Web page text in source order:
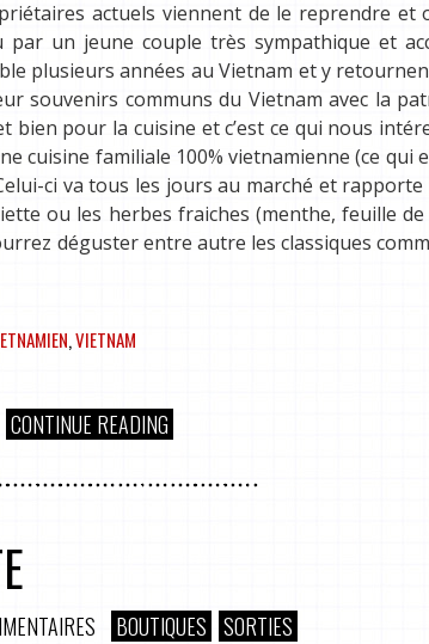
actuels viennent de le reprendre
un jeune couple très sympathique et
plusieurs années au Vietnam et y
souvenirs communs du Vietnam avec la
pour la cuisine et c’est ce qui nous
cuisine familiale 100% vietnamienne (ce qui
ci va tous les jours au marché et
ou les herbes fraiches (menthe, feuille
déguster entre autre les classiques
,VIETNAM
CONTINUE READING
BOUTIQUES SORTIES